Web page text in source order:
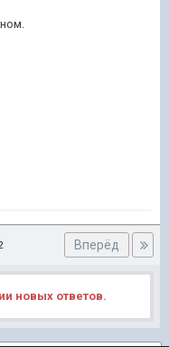
Вперёд
новых ответов.